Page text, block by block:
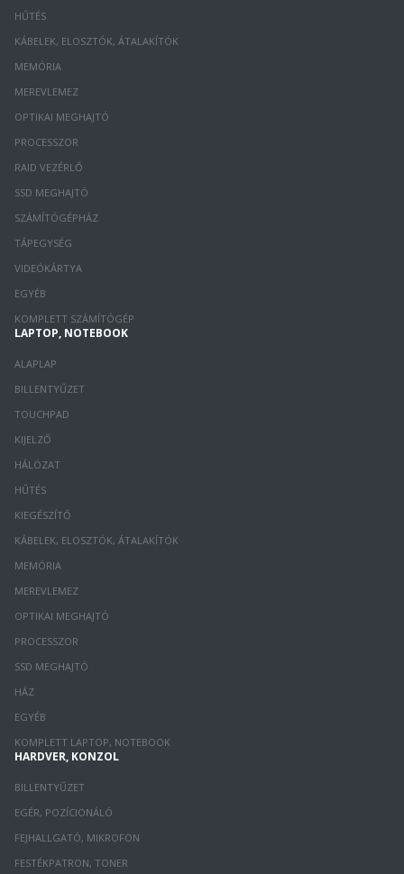
HŰTÉS
KÁBELEK, ELOSZTÓK, ÁTALAKÍTÓK
MEMÓRIA
MEREVLEMEZ
OPTIKAI MEGHAJTÓ
PROCESSZOR
RAID VEZÉRLŐ
SSD MEGHAJTÓ
SZÁMÍTÓGÉPHÁZ
TÁPEGYSÉG
VIDEÓKÁRTYA
EGYÉB
KOMPLETT SZÁMÍTÓGÉP
LAPTOP, NOTEBOOK
ALAPLAP
BILLENTYŰZET
TOUCHPAD
KIJELZŐ
HÁLÓZAT
HŰTÉS
KIEGÉSZÍTŐ
KÁBELEK, ELOSZTÓK, ÁTALAKÍTÓK
MEMÓRIA
MEREVLEMEZ
OPTIKAI MEGHAJTÓ
PROCESSZOR
SSD MEGHAJTÓ
HÁZ
EGYÉB
KOMPLETT LAPTOP, NOTEBOOK
HARDVER, KONZOL
BILLENTYŰZET
EGÉR, POZÍCIONÁLÓ
FEJHALLGATÓ, MIKROFON
FESTÉKPATRON, TONER